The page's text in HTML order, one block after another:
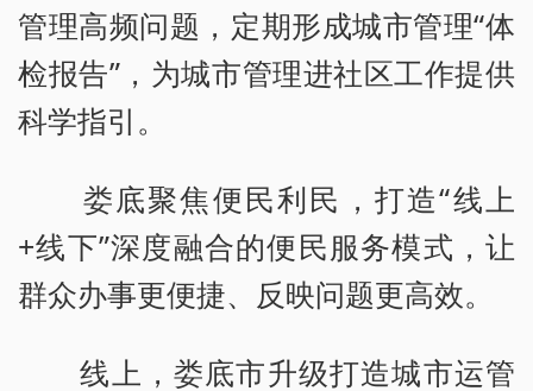
管理高频问题，定期形成城市管理“体
检报告”，为城市管理进社区工作提供
科学指引。
娄底聚焦便民利民，打造“线上
+线下”深度融合的便民服务模式，让
群众办事更便捷、反映问题更高效。
线上，娄底市升级打造城市运管